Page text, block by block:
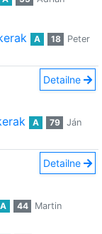
A 18
Peter
Detailne
A 79
Ján
Detailne
A 44
Martin